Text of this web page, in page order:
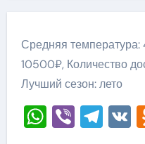
Средняя температура:
10500₽, Количество
Лучший сезон: лето
Viber